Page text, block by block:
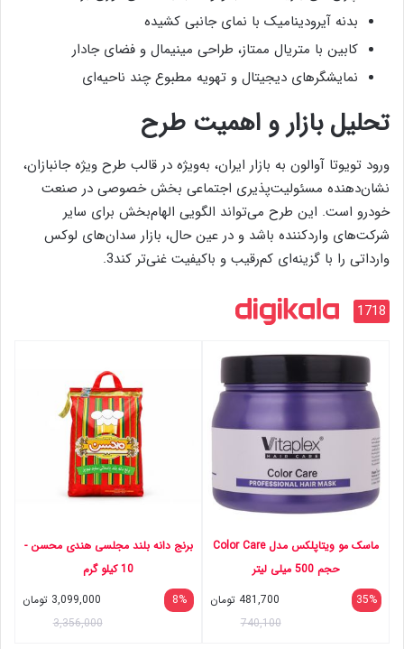
بدنه آیرودینامیک با نمای جانبی کشیده
کابین با متریال ممتاز، طراحی مینیمال و فضای جادار
نمایشگرهای دیجیتال و تهویه مطبوع چند ناحیه‌ای
تحلیل بازار و اهمیت طرح
ورود تویوتا آوالون به بازار ایران، به‌ویژه در قالب طرح ویژه جانبازان،
نشان‌دهنده مسئولیت‌پذیری اجتماعی بخش خصوصی در صنعت
خودرو است. این طرح می‌تواند الگویی الهام‌بخش برای سایر
شرکت‌های واردکننده باشد و در عین حال، بازار سدان‌های لوکس
وارداتی را با گزینه‌ای کم‌رقیب و باکیفیت غنی‌تر کند3.
1718
ماسک مو ویتاپلکس مدل Color Care
حجم 500 میلی لیتر
35%
481,700 تومان
740,100
برنج دانه بلند مجلسی هندی محسن -
10 کیلو گرم
8%
3,099,000 تومان
3,356,000